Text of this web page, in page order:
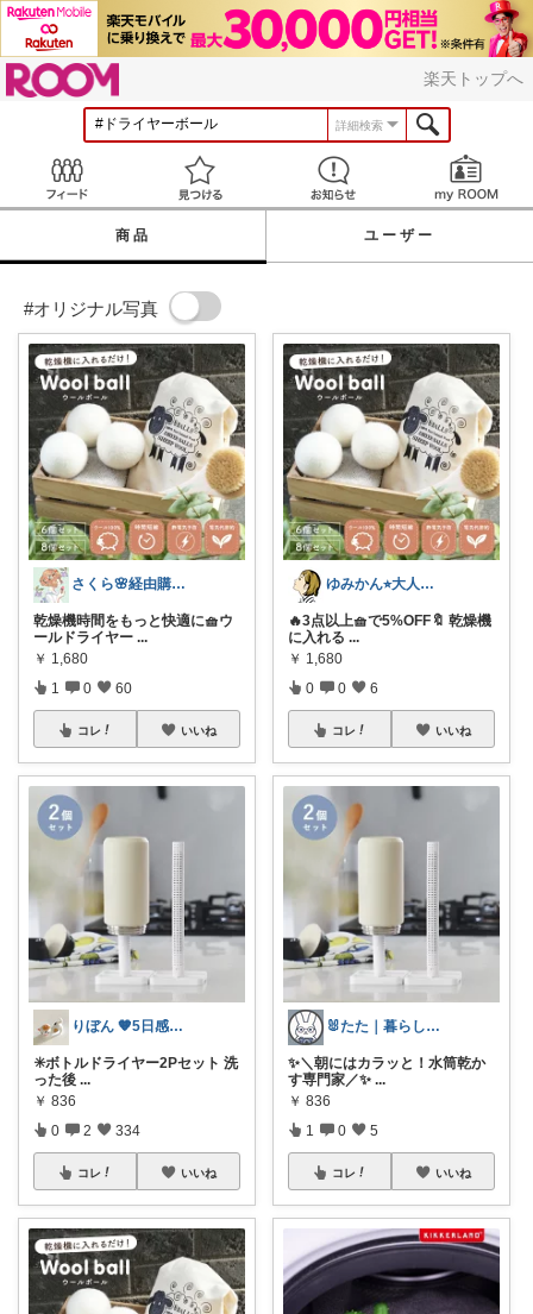
楽天トップへ
詳細検索
見つける お知らせ
商品 ユーザー
#オリジナル写真
さくら🌸経由購入ありがとう😊
乾燥機時間をもっと快適に🧺ウ
ールドライヤー ...
￥ 1,680
1 0 60
コレ いいね
りぼん 🧡5日感謝です🫶
✳️ボトルドライヤー2Pセット 洗
った後 ...
￥ 836
0 2 334
コレ いいね
ゆみかん⭐︎大人の暮らし研究室
🔥3点以上🧺で5%OFF🔖 乾燥機
に入れる ...
￥ 1,680
0 0 6
コレ いいね
🐰たた｜暮らしと子育て
✨＼朝にはカラッと！水筒乾か
す専門家／✨ ...
￥ 836
1 0 5
コレ いいね